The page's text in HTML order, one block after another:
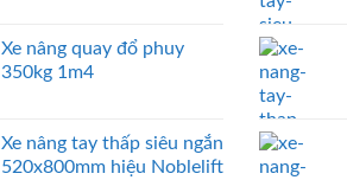
Xe nâng quay đổ phuy
350kg 1m4
Xe nâng tay thấp siêu ngắn
520x800mm hiệu Noblelift